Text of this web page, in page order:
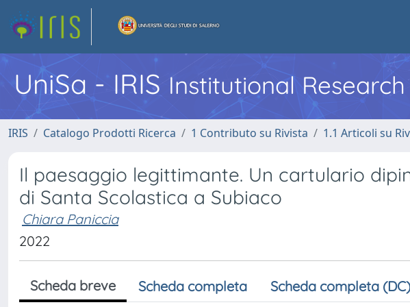
UniSa - IRIS Institutional
IRIS Catalogo Prodotti Ricerca 1 Contributo su Rivista 1.1 Articoli su
Il paesaggio legittimante. Un cartulario
di Santa Scolastica a Subiaco
Chiara Paniccia
2022
Scheda breve Scheda completa Scheda completa (DC)